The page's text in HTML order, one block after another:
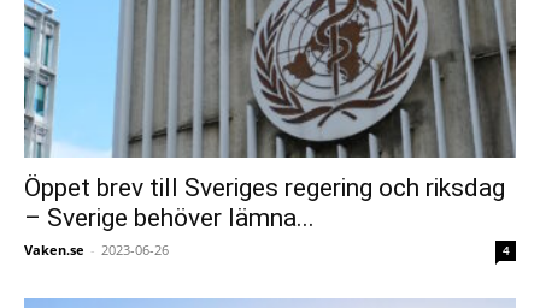
Öppet brev till Sveriges regering och riksdag
– Sverige behöver lämna...
Vaken.se - 2023-06-26 4